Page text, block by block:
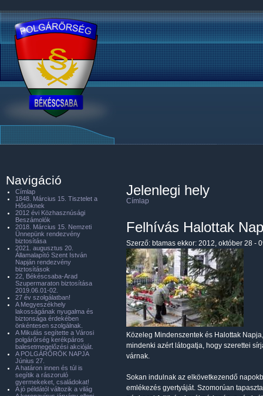
Jelenlegi hely
Címlap
Felhívás Halottak
Szerző: btamas ekkor: 2012, október 28 -
Közeleg Mindenszentek és Halottak
mindenki azért látogatja, hogy szerettei
várnak.
Sokan indulnak az elkövetkezendő
emlékezés gyertyáját. Szomorúan
Navigáció
Címlap
1848. Március 15. Tisztelet a
Hősöknek
2012 évi Közhasznúsági
Beszámolók
2018. Március 15. Nemzeti
Ünnepünk rendezvény
biztosítása
2021. augusztus 20.
Államalapító Szent István
Napján rendezvény
biztosítások
22, Békéscsaba-Arad
Szupermaraton biztosítása
2019.06.01-02.
27 év szolgálatban!
A Megyeszékhely
lakosságának nyugalma és
biztonsága érdekében
önkéntesen szolgálnak.
A Mikulás segítette a Városi
polgárőrség kerékpáros
balesetmegelőzési akcióját.
A POLGÁRŐRÖK NAPJA
Június 27.
A határon innen és túl is
segítik a rászoruló
gyermekeket, családokat!
A jó példától változik a világ